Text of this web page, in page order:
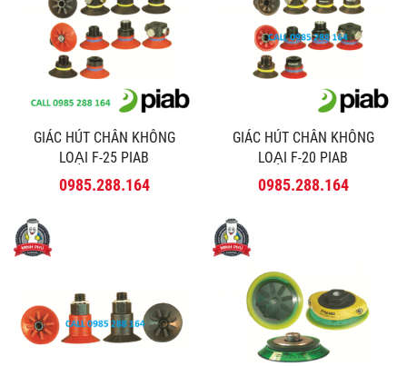
GIÁC HÚT CHÂN KHÔNG
LOẠI F-25 PIAB
0985.288.164
GIÁC HÚT CHÂN KHÔNG
LOẠI F-20 PIAB
0985.288.164